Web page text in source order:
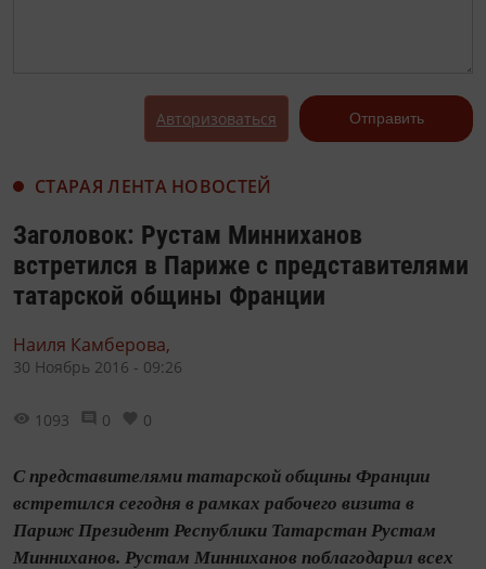
Авторизоваться Отправить
СТАРАЯ ЛЕНТА НОВОСТЕЙ
Заголовок: Рустам Минниханов
встретился в Париже с представителями
татарской общины Франции
Наиля Камберова,
30 Ноябрь 2016 - 09:26
1093 0 0
С представителями татарской общины Франции
встретился сегодня в рамках рабочего визита в
Париж Президент Республики Татарстан Рустам
Минниханов. Рустам Минниханов поблагодарил всех